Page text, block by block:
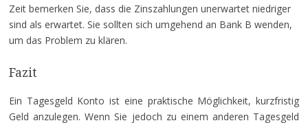
Zeit bemerken Sie, dass die Zinszahlungen unerwartet niedriger
sind als erwartet. Sie sollten sich umgehend an Bank B wenden,
um das Problem zu klären.
Fazit
Ein Tagesgeld Konto ist eine praktische Möglichkeit, kurzfristig
Geld anzulegen. Wenn Sie jedoch zu einem anderen Tagesgeld